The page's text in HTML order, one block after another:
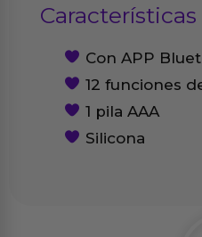
Características
Con APP
12 funciones
1 pila AAA
Silicona